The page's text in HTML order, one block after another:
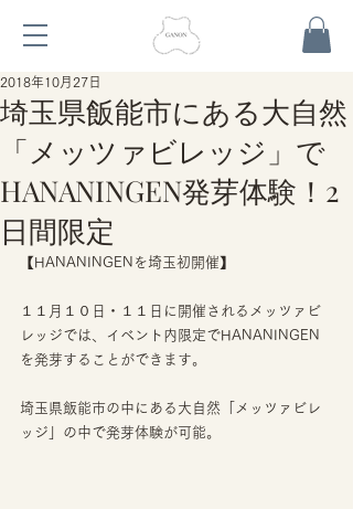
埼玉県飯能市にある大自然
「メッツァビレッジ」で
HANANINGEN発芽体験！2
日間限定
2018年10月27日
【HANANINGENを埼玉初開催】
１１月１０日・１１日に開催されるメッツァビ
レッジでは、イベント内限定でHANANINGEN
を発芽することができます。
埼玉県飯能市の中にある大自然「メッツァビレ
ッジ」の中で発芽体験が可能。